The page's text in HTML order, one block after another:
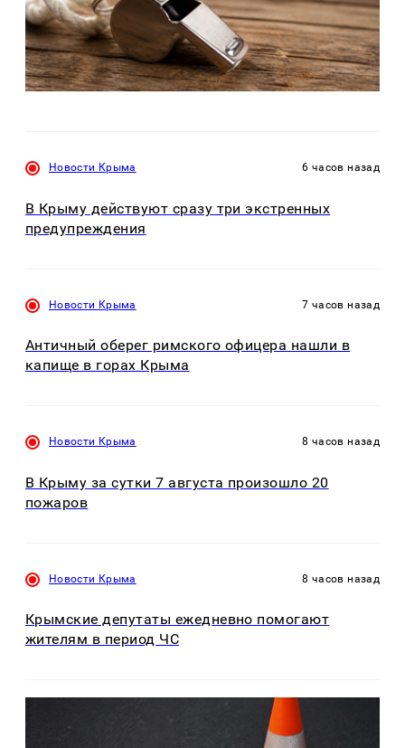
Новости Крыма 6 часов назад
В Крыму действуют сразу три экстренных
предупреждения
Новости Крыма 7 часов назад
Античный оберег римского офицера нашли в
капище в горах Крыма
Новости Крыма 8 часов назад
В Крыму за сутки 7 августа произошло 20
пожаров
Новости Крыма 8 часов назад
Крымские депутаты ежедневно помогают
жителям в период ЧС